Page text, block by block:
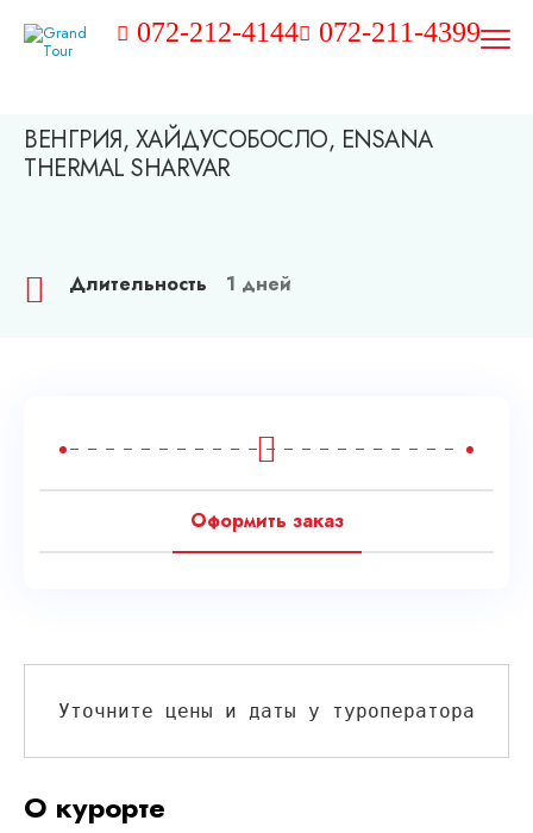
072-212-4144 072-211-4399
ВЕНГРИЯ, ХАЙДУСОБОСЛО, ENSANA
THERMAL SHARVAR
Длительность 1 дней
Уточните цены и даты у туроператора
О курорте
Оформить заказ